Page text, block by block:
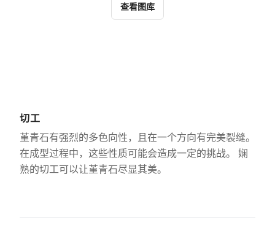
查看图库
切工
堇青石有强烈的多色向性，且在一个方向有完美裂缝。
在成型过程中，这些性质可能会造成一定的挑战。 娴
熟的切工可以让堇青石尽显其美。